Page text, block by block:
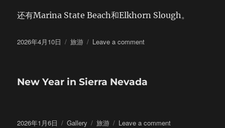
还有Marina State Beach和Elkhorn Slough。
Posted
2026年4月10日 Categories
旅游 Leave a commenton
Mile
New Year in Sierra Nevada
Posted
2026年1月6日 Format
Gallery Categories
旅游 Leave a commenton